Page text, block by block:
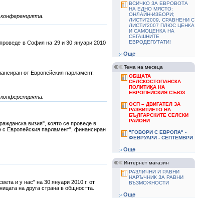
в София на 29 и 30 януари 2010
от Европейския парламент.
визия", която се проведе в
с Европейския парламент", финансиран
и у нас" на 30 януари 2010 г. от
на друга страна в общността.
ВСИЧКО ЗА ЕВРОВОТА
НА ЕДНО МЯСТО:
ОНЛАЙН-ИЗБОРИ;
ЛИСТИ'2009, СРАВНЕНИ С
ЛИСТИ'2007 ПЛЮС ЦЕНКА
И САМОЦЕНКА НА
СЕГАШНИТЕ
ЕВРОДЕПУТАТИ!
Още
Тема на месеца
ОБЩАТА
СЕЛСКОСТОПАНСКА
ПОЛИТИКА НА
ЕВРОПЕЙСКИЯ СЪЮЗ
ОСП – ДВИГАТЕЛ ЗА
РАЗВИТИЕТО НА
БЪЛГАРСКИТЕ СЕЛСКИ
РАЙОНИ
"ГОВОРИ С ЕВРОПА" -
ФЕВРУАРИ - СЕПТЕМВРИ
Още
Интернет магазин
РАЗЛИЧНИ И РАВНИ
НАРЪЧНИК ЗА РАВНИ
ВЪЗМОЖНОСТИ
Още